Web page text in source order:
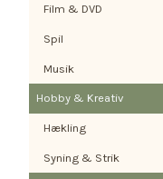
Film & DVD
Spil
Musik
Hobby & Kreativ
Hækling
Syning & Strik